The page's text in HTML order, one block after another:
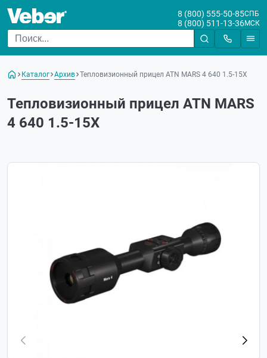
8 (800) 555-50-85СПБ
8 (800) 511-13-36МСК
Каталог Архив Тепловизионный прицел ATN MARS 4 640 1.5-15X
Тепловизионный прицел ATN MARS
4 640 1.5-15X